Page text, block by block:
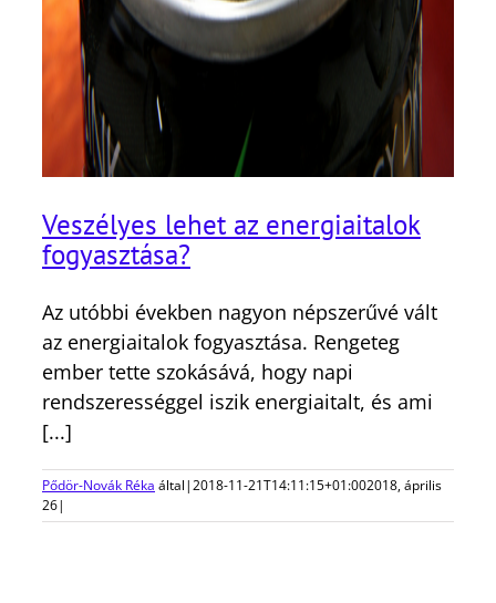
Veszélyes lehet az energiaitalok
fogyasztása?
Az utóbbi években nagyon népszerűvé vált
az energiaitalok fogyasztása. Rengeteg
ember tette szokásává, hogy napi
rendszerességgel iszik energiaitalt, és ami
[...]
Pődör-Novák Réka által|2018-11-21T14:11:15+01:002018, április
26|